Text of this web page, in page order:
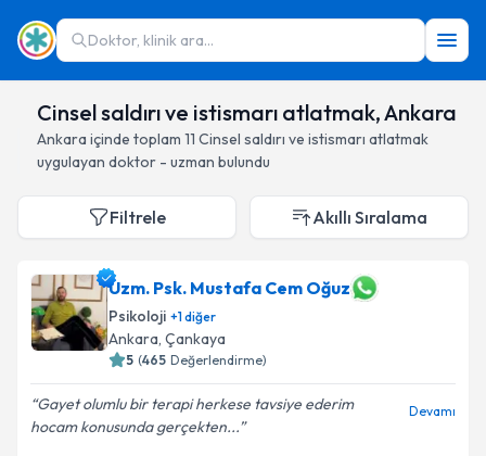
Doktor, klinik ara...
Cinsel saldırı ve istismarı atlatmak, Ankara
Ankara içinde toplam 11 Cinsel saldırı ve istismarı atlatmak
uygulayan doktor - uzman bulundu
Filtrele Akıllı Sıralama
Uzm. Psk. Mustafa Cem Oğuz
Psikoloji +1diğer
Ankara, Çankaya
5 (465 Değerlendirme)
Gayet olumlu bir terapi herkese tavsiye ederim
hocam konusunda gerçekten...
Devamı